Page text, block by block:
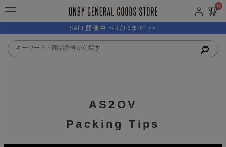
0
SALE開催中 ～8/16まで >>
AS2OV
Packing Tips